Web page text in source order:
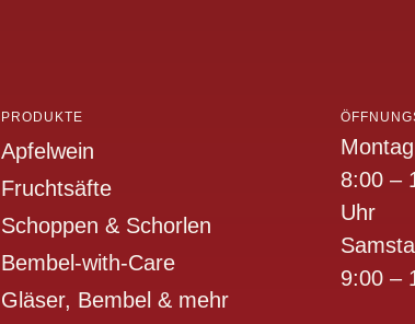
PRODUKTE
Apfelwein
Fruchtsäfte
Schoppen & Schorlen
Bembel-with-Care
Gläser, Bembel & mehr
8:00 –
Uhr
9:00 –